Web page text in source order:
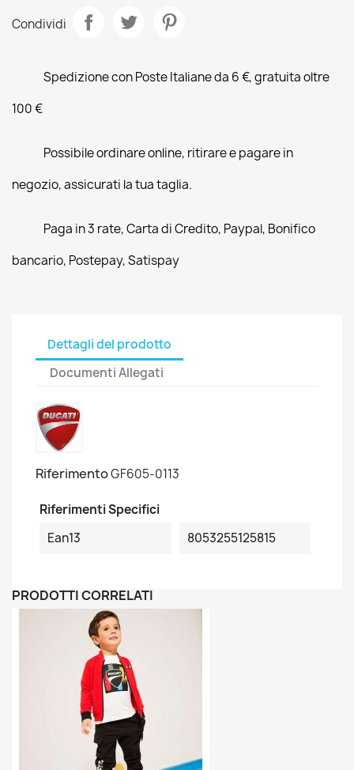
Condividi
Spedizione con Poste Italiane da 6 €, gratuita oltre
100 €
Possibile ordinare online, ritirare e pagare in
negozio, assicurati la tua taglia.
Paga in 3 rate, Carta di Credito, Paypal, Bonifico
bancario, Postepay, Satispay
Dettagli del prodotto
Documenti Allegati
RiferimentoGF605-0113
Riferimenti Specifici
Ean13
8053255125815
PRODOTTI CORRELATI